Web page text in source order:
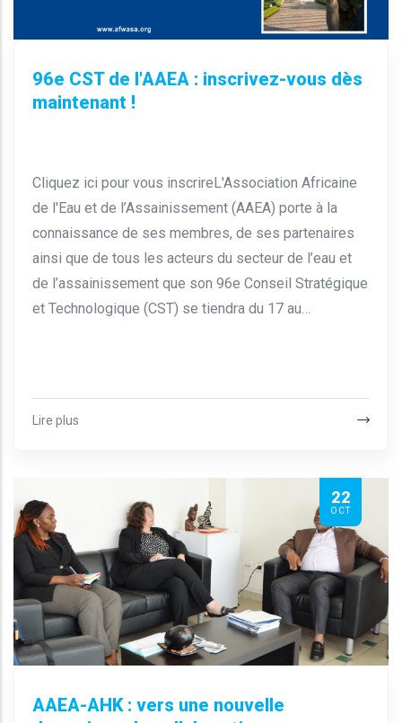
96e CST de l'AAEA : inscrivez-vous dès
maintenant !
Cliquez ici pour vous inscrireL'Association Africaine
de l'Eau et de l’Assainissement (AAEA) porte à la
connaissance de ses membres, de ses partenaires
ainsi que de tous les acteurs du secteur de l’eau et
de l’assainissement que son 96e Conseil Stratégique
et Technologique (CST) se tiendra du 17 au…
Lire plus
22
OCT
AAEA-AHK : vers une nouvelle